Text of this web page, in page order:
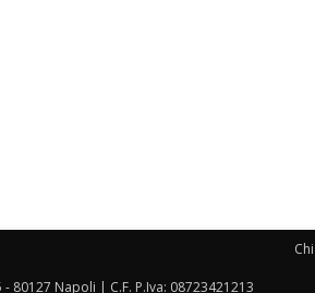
80127 Napoli | C.F. P.Iva: 08723421213